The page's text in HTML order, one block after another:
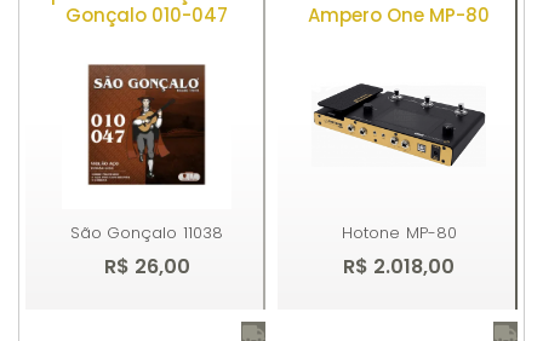
Gonçalo 010-047
São Gonçalo 11038
R$ 26,00
Ampero One MP-80
Hotone MP-80
R$ 2.018,00